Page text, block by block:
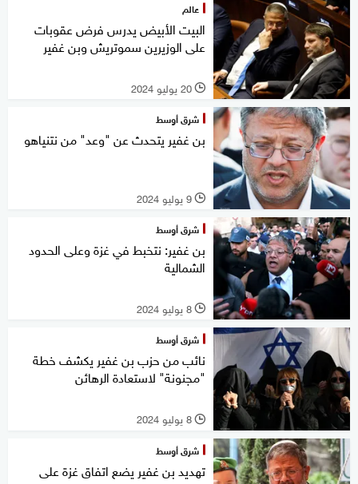
عالم
البيت الأبيض يدرس فرض عقوبات
على الوزيرين سموتريش وبن غفير
l 20 يوليو 2024
شرق أوسط
بن غفير يتحدث عن "وعد" من نتنياهو
l 9 يوليو 2024
شرق أوسط
بن غفير: نتخبط في غزة وعلى الحدود
الشمالية
l 8 يوليو 2024
شرق أوسط
نائب من حزب بن غفير يكشف خطة
"مجنونة" لاستعادة الرهائن
l 8 يوليو 2024
شرق أوسط
تهديد بن غفير يضع اتفاق غزة على